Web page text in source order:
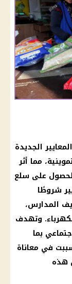
المعايير الجديدة
ألف بطاقة تموينية، مما أثر
على سلع
شروطًا
المدارس،
وتهدف
بما
في معاناة
هذه